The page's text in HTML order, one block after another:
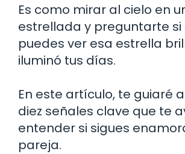
Es como mirar al cielo en
estrellada y preguntarte si
puedes ver esa estrella
iluminó tus días.
En este artículo, te guiaré
diez señales clave que te
entender si sigues
pareja.